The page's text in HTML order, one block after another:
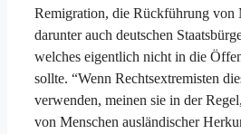
Remigration, die Rückführung von
darunter auch deutschen
welches eigentlich nicht in die
sollte. “Wenn Rechtsextremisten
verwenden, meinen sie in der
von Menschen ausländischer